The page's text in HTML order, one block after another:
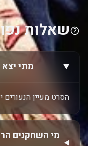
שאלות
מתי יצא
הסרט מעיין הנעורים
מי השחקנים